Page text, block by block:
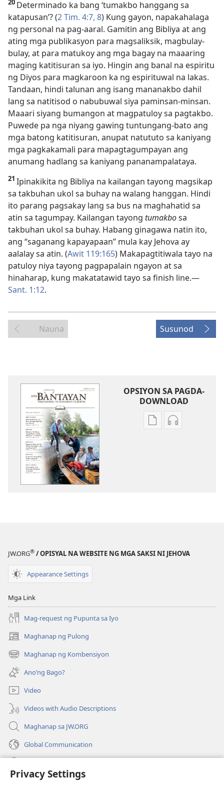
Privacy Settings
20 Determinado ka bang ‘tumakbo hanggang sa
katapusan’? (2 Tim. 4:7, 8) Kung gayon, napakahalaga
ng personal na pag-aaral. Gamitin ang Bibliya at ang
ating mga publikasyon para magsaliksik, magbulay-
bulay, at para matukoy ang mga bagay na maaaring
maging katitisuran sa iyo. Hingin ang banal na espiritu
ng Diyos para magkaroon ka ng espirituwal na lakas.
Tandaan, hindi talunan ang isang mananakbo dahil
lang sa natitisod o nabubuwal siya paminsan-minsan.
Maaari siyang bumangon at magpatuloy sa pagtakbo.
Puwede pa nga niyang gawing tuntungang-bato ang
mga batong katitisuran, anupat natututo sa kaniyang
mga pagkakamali para mapagtagumpayan ang
anumang hadlang sa kaniyang pananampalataya.
21 Ipinakikita ng Bibliya na kailangan tayong magsikap
sa takbuhan ukol sa buhay na walang hanggan. Hindi
ito parang pagsakay lang sa bus na maghahatid sa
atin sa tagumpay. Kailangan tayong tumakbosa
takbuhan ukol sa buhay. Habang ginagawa natin ito,
ang “saganang kapayapaan” mula kay Jehova ay
aalalay sa atin. (Awit 119:165) Makapagtitiwala tayo na
patuloy niya tayong pagpapalain ngayon at sa
hinaharap, kung makatatawid tayo sa finish line.—
Sant. 1:12.
Nauna Susunod
OPSIYON SA PAGDA-
DOWNLOAD
Opsiyon
SA
Opsiyon
SA
JW.ORG® / OPISYAL NA WEBSITE NG MGA SAKSI NI JEHOVA
Appearance Settings
Mga Link
Mag-request ng Pupunta sa Iyo
Maghanap ng Pulong
(may
bubukas
na
bagong
window)
Maghanap ng Kombensiyon
(may
bubukas
na
bagong
window)
Ano’ng Bago?
Video
Videos with Audio Descriptions
Maghanap sa JW.ORG
Global Communication